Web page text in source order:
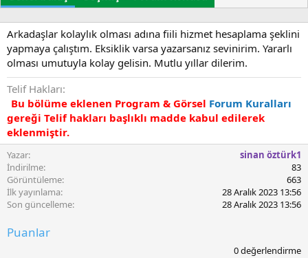
r
t
u
r
u
m
a
a
r
h
e
t
l
e
Arkadaşlar kolaylık olması adına fiili hizmet hesaplama şeklini
yapmaya çalıştım. Eksiklik varsa yazarsanız sevinirim. Yararlı
olması umutuyla kolay gelisin. Mutlu yıllar dilerim.
Telif Hakları
Bu bölüme eklenen Program & Görsel Forum Kuralları
gereği Telif hakları başlıklı madde kabul edilerek
eklenmiştir.
Yazar
sinan öztürk1
İndirilme
83
Görüntüleme
663
İlk yayınlama
28 Aralık 2023 13:56
Son güncelleme
28 Aralık 2023 13:56
Puanlar
0 değerlendirme